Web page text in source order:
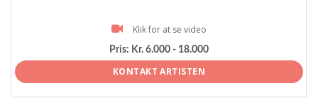
Klik for at se video
Pris: Kr. 6.000 - 18.000
KONTAKT ARTISTEN